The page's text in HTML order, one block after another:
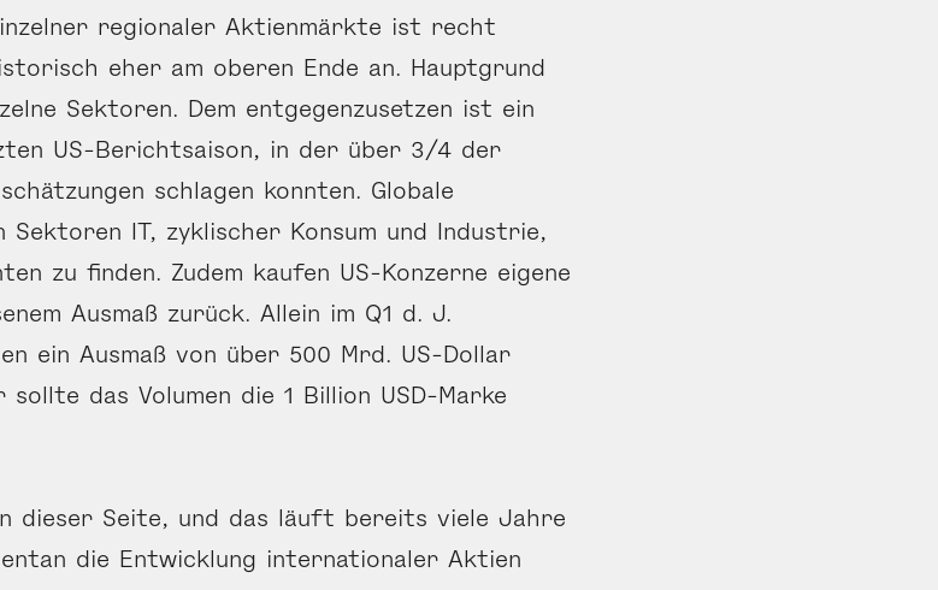
regionaler Aktienmärkte ist recht
eher am oberen Ende an. Hauptgrund
Sektoren. Dem entgegenzusetzen ist ein
US-Berichtsaison, in der über 3/4 der
schlagen konnten. Globale
IT, zyklischer Konsum und Industrie,
zu finden. Zudem kaufen US-Konzerne eigene
Ausmaß zurück. Allein im Q1 d. J.
ein Ausmaß von über 500 Mrd. US-Dollar
das Volumen die 1 Billion USD-Marke
dieser Seite, und das läuft bereits viele Jahre
die Entwicklung internationaler Aktien